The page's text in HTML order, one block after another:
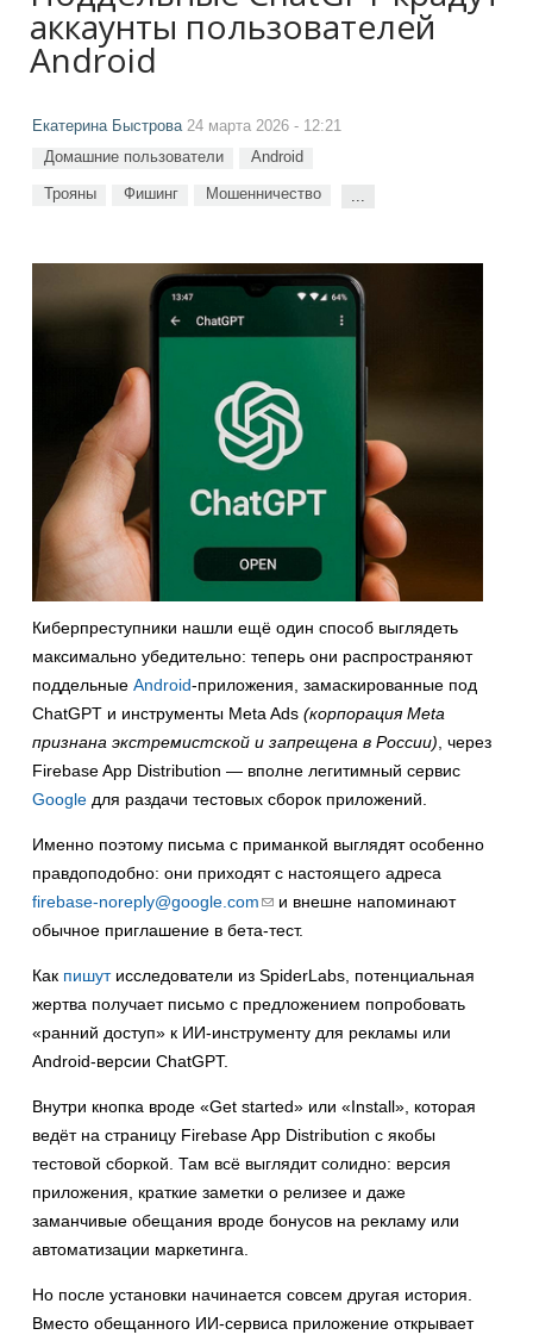
аккаунты пользователей
Android
Екатерина Быстрова24 марта 2026 - 12:21
Домашние пользователи Android
Трояны Фишинг Мошенничество ...
Киберпреступники нашли ещё один способ выглядеть
максимально убедительно: теперь они распространяют
поддельные Android-приложения, замаскированные под
ChatGPT и инструменты Meta Ads (корпорация Meta
признана экстремистской и запрещена в России), через
Firebase App Distribution — вполне легитимный сервис
Google для раздачи тестовых сборок приложений.
Именно поэтому письма с приманкой выглядят особенно
правдоподобно: они приходят с настоящего адреса
firebase-noreply@google.com(ссылка
для
email)
и внешне напоминают
обычное приглашение в бета-тест.
Как пишутисследователи из SpiderLabs, потенциальная
жертва получает письмо с предложением попробовать
«ранний доступ» к ИИ-инструменту для рекламы или
Android-версии ChatGPT.
Внутри кнопка вроде «Get started» или «Install», которая
ведёт на страницу Firebase App Distribution с якобы
тестовой сборкой. Там всё выглядит солидно: версия
приложения, краткие заметки о релизее и даже
заманчивые обещания вроде бонусов на рекламу или
автоматизации маркетинга.
Но после установки начинается совсем другая история.
Вместо обещанного ИИ-сервиса приложение открывает